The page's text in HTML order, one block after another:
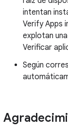
intentan
Verify Apps
explotan
Verificar
Según